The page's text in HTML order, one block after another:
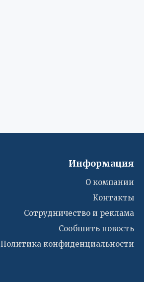
Информация
О компании
Контакты
Сотрудничество и реклама
Сообшить новость
Политика конфиденциальности